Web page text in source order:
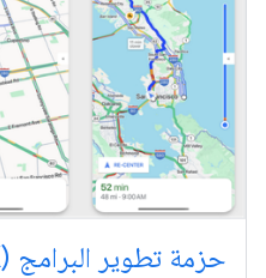
حزمة تطوير البرامج (SDK) للتنقّل